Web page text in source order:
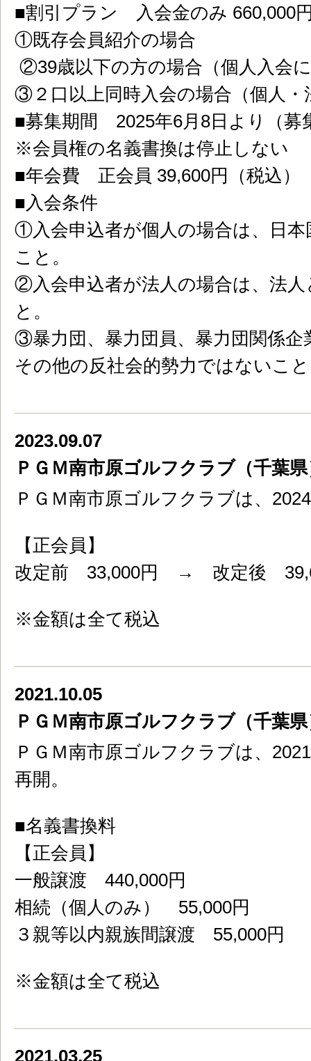
■割引プラン 入会金のみ 660,000
①既存会員紹介の場合
②39歳以下の方の場合（個人入会
③２口以上同時入会の場合（個人・
■募集期間 2025年6月8日より（募
※会員権の名義書換は停止しない
■年会費 正会員 39,600円（税込）
■入会条件
①入会申込者が個人の場合は、日
こと。
②入会申込者が法人の場合は、法
と。
③暴力団、暴力団員、暴力団関係企
その他の反社会的勢力ではないこ
2023.09.07
ＰＧＭ南市原ゴルフクラブ（千葉
ＰＧＭ南市原ゴルフクラブは、
【正会員】
改定前 33,000円 → 改定後
※金額は全て税込
2021.10.05
ＰＧＭ南市原ゴルフクラブ（千葉
ＰＧＭ南市原ゴルフクラブは、
再開。
■名義書換料
【正会員】
一般譲渡 440,000円
相続（個人のみ） 55,000円
３親等以内親族間譲渡 55,000円
※金額は全て税込
2021.03.25